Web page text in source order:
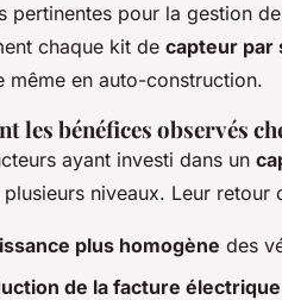
pertinentes pour la gestion
chaque kit de capteur par
même en auto-construction.
les bénéfices observés
ayant investi dans un
niveaux. Leur retour
plus homogène des
de la facture électrique